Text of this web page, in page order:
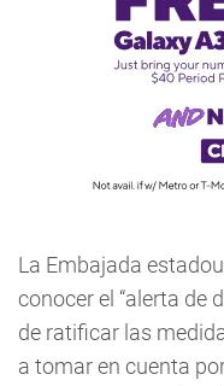
La Embajada
conocer el “alerta de
de ratificar las
a tomar en cuenta